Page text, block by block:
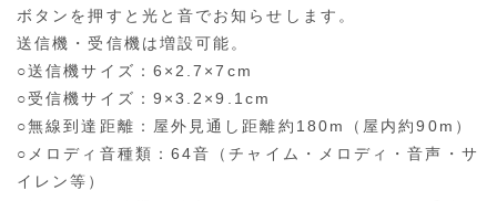
ボタンを押すと光と音でお知らせします。
送信機・受信機は増設可能。
○送信機サイズ：6×2.7×7cm
○受信機サイズ：9×3.2×9.1cm
○無線到達距離：屋外見通し距離約180m（屋内約90m）
○メロディ音種類：64音（チャイム・メロディ・音声・サ
イレン等）